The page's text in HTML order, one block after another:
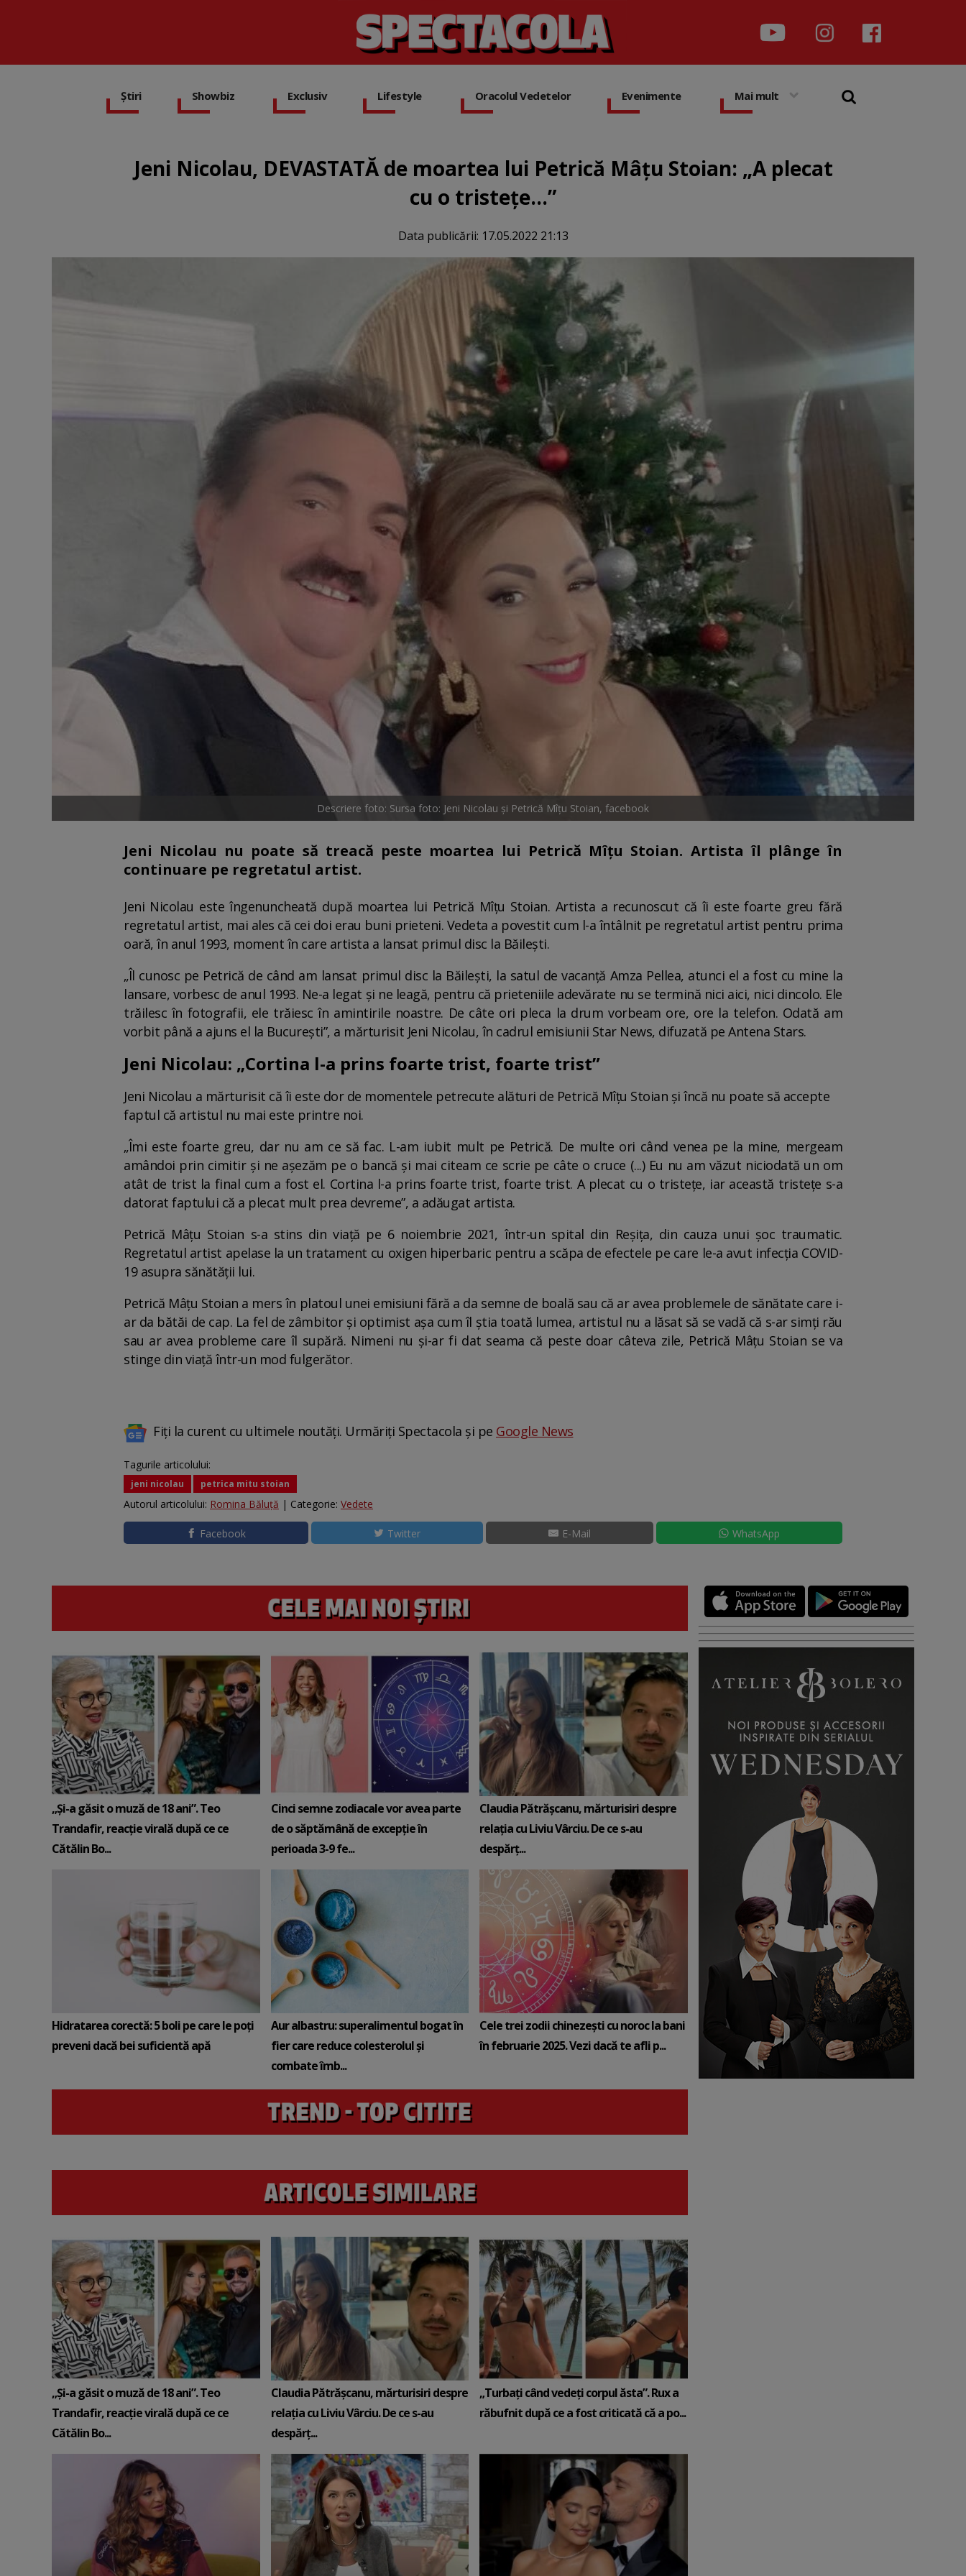
Știri Showbiz Exclusiv Lifestyle Oracolul Vedetelor Evenimente Mai mult
Jeni Nicolau, DEVASTATĂ de moartea lui Petrică Mâțu Stoian: „A plecat
cu o tristețe...”
Data publicării: 17.05.2022 21:13
Descriere foto: Sursa foto: Jeni Nicolau și Petrică Mîțu Stoian, facebook
Jeni Nicolau nu poate să treacă peste moartea lui Petrică Mîțu Stoian. Artista îl plânge în
continuare pe regretatul artist.
Jeni Nicolau este îngenuncheată după moartea lui Petrică Mîțu Stoian. Artista a recunoscut că îi este foarte greu fără
regretatul artist, mai ales că cei doi erau buni prieteni. Vedeta a povestit cum l-a întâlnit pe regretatul artist pentru prima
oară, în anul 1993, moment în care artista a lansat primul disc la Băilești.
„Îl cunosc pe Petrică de când am lansat primul disc la Băilești, la satul de vacanță Amza Pellea, atunci el a fost cu mine la
lansare, vorbesc de anul 1993. Ne-a legat și ne leagă, pentru că prieteniile adevărate nu se termină nici aici, nici dincolo. Ele
trăilesc în fotografii, ele trăiesc în amintirile noastre. De câte ori pleca la drum vorbeam ore, ore la telefon. Odată am
vorbit până a ajuns el la București”, a mărturisit Jeni Nicolau, în cadrul emisiunii Star News, difuzată pe Antena Stars.
Jeni Nicolau: „Cortina l-a prins foarte trist, foarte trist”
Jeni Nicolau a mărturisit că îi este dor de momentele petrecute alături de Petrică Mîțu Stoian și încă nu poate să accepte
faptul că artistul nu mai este printre noi.
„Îmi este foarte greu, dar nu am ce să fac. L-am iubit mult pe Petrică. De multe ori când venea pe la mine, mergeam
amândoi prin cimitir și ne așezăm pe o bancă și mai citeam ce scrie pe câte o cruce (...) Eu nu am văzut niciodată un om
atât de trist la final cum a fost el. Cortina l-a prins foarte trist, foarte trist. A plecat cu o tristețe, iar această tristețe s-a
datorat faptului că a plecat mult prea devreme”, a adăugat artista.
Petrică Mâțu Stoian s-a stins din viață pe 6 noiembrie 2021, într-un spital din Reșița, din cauza unui șoc traumatic.
Regretatul artist apelase la un tratament cu oxigen hiperbaric pentru a scăpa de efectele pe care le-a avut infecția COVID-
19 asupra sănătății lui.
Petrică Mâțu Stoian a mers în platoul unei emisiuni fără a da semne de boală sau că ar avea problemele de sănătate care i-
ar da bătăi de cap. La fel de zâmbitor și optimist așa cum îl știa toată lumea, artistul nu a lăsat să se vadă că s-ar simți rău
sau ar avea probleme care îl supără. Nimeni nu și-ar fi dat seama că peste doar câteva zile, Petrică Mâțu Stoian se va
stinge din viață într-un mod fulgerător.
Fiți la curent cu ultimele noutăți. Urmăriți Spectacola și pe Google News
Tagurile articolului:
jeni nicolau petrica mitu stoian
Autorul articolului: Romina Băluță | Categorie: Vedete
Facebook Twitter E-Mail WhatsApp
„Și-a găsit o muză de 18 ani”. Teo
Trandafir, reacție virală după ce ce
Cătălin Bo...
Cinci semne zodiacale vor avea parte
de o săptămână de excepție în
perioada 3-9 fe...
Claudia Pătrășcanu, mărturisiri despre
relația cu Liviu Vârciu. De ce s-au
despărț...
Hidratarea corectă: 5 boli pe care le poți
preveni dacă bei suficientă apă
Aur albastru: superalimentul bogat în
fier care reduce colesterolul și
combate îmb...
Cele trei zodii chinezești cu noroc la bani
în februarie 2025. Vezi dacă te afli p...
„Și-a găsit o muză de 18 ani”. Teo
Trandafir, reacție virală după ce ce
Cătălin Bo...
Claudia Pătrășcanu, mărturisiri despre
relația cu Liviu Vârciu. De ce s-au
despărț...
„Turbați când vedeți corpul ăsta”. Rux a
răbufnit după ce a fost criticată că a po...